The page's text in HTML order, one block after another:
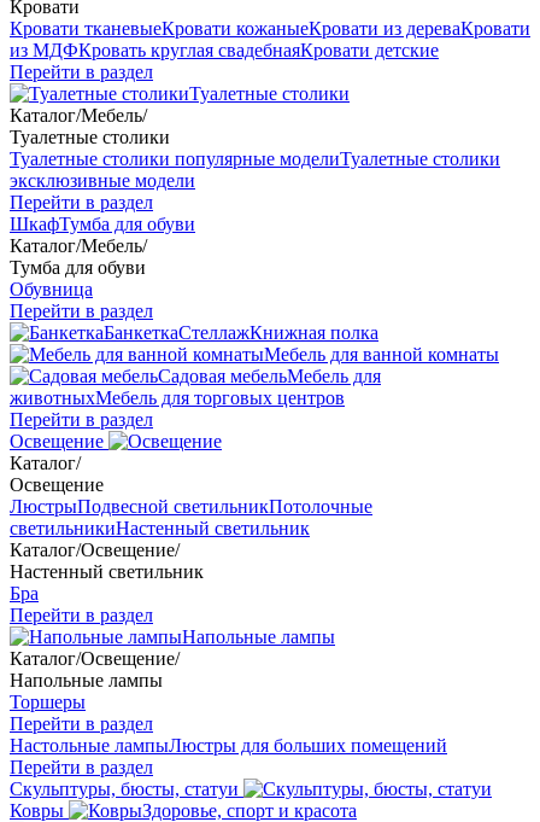
Кровати
Кровати тканевыеКровати кожаныеКровати из дереваКровати
из МДФКровать круглая свадебнаяКровати детские
Перейти в раздел
Туалетные столики
Каталог/Мебель/
Туалетные столики
Туалетные столики популярные моделиТуалетные столики
эксклюзивные модели
Перейти в раздел
ШкафТумба для обуви
Каталог/Мебель/
Тумба для обуви
Обувница
Перейти в раздел
БанкеткаСтеллажКнижная полка
Мебель для ванной комнаты
Садовая мебельМебель для
животныхМебель для торговых центров
Перейти в раздел
Освещение
Каталог/
Освещение
ЛюстрыПодвесной светильникПотолочные
светильникиНастенный светильник
Каталог/Освещение/
Настенный светильник
Бра
Перейти в раздел
Напольные лампы
Каталог/Освещение/
Напольные лампы
Торшеры
Перейти в раздел
Настольные лампыЛюстры для больших помещений
Перейти в раздел
Скульптуры, бюсты, статуи
Ковры
Здоровье, спорт и красота